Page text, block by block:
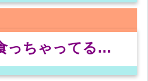
っちゃってる…